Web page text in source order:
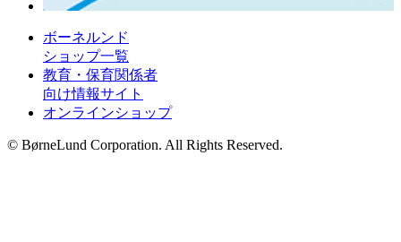
ボーネルンド
ショップ一覧
教育・保育関係者
向け情報サイト
オンラインショップ
© BørneLund Corporation. All Rights Reserved.